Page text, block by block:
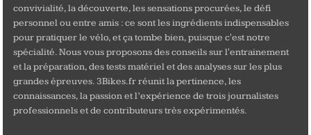
convivialité, la découverte, les sensations procurées, le défi
personnel ou entre amis : ce sont les ingrédients indispensables
pour pratiquer le vélo, et ça tombe bien, puisque c'est notre
spécialité. Nous vous proposons des conseils sur l'entrainement
et la préparation, des tests matériel et des analyses sur les plus
grandes épreuves. 3Bikes.fr réunit la pertinence, les
connaissances, la passion et l’expérience de trois journalistes
professionnels et de contributeurs très expérimentés.